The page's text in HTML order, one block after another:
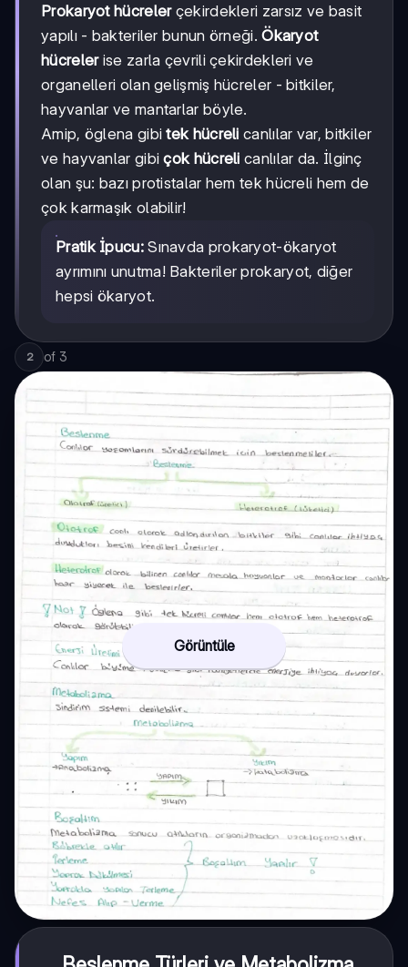
Prokaryot hücrelerçekirdekleri zarsız ve basit
yapılı - bakteriler bunun örneği.Ökaryot
hücrelerise zarla çevrili çekirdekleri ve
organelleri olan gelişmiş hücreler - bitkiler,
hayvanlar ve mantarlar böyle.
Amip, öglena gibitek hücreli canlılar var, bitkiler
ve hayvanlar gibiçok hücreli canlılar da. İlginç
olan şu: bazı protistalar hem tek hücreli hem de
çok karmaşık olabilir!
Pratik İpucu:Sınavda prokaryot-ökaryot
ayrımını unutma! Bakteriler prokaryot, diğer
hepsi ökaryot.
2 of 3
Görüntüle